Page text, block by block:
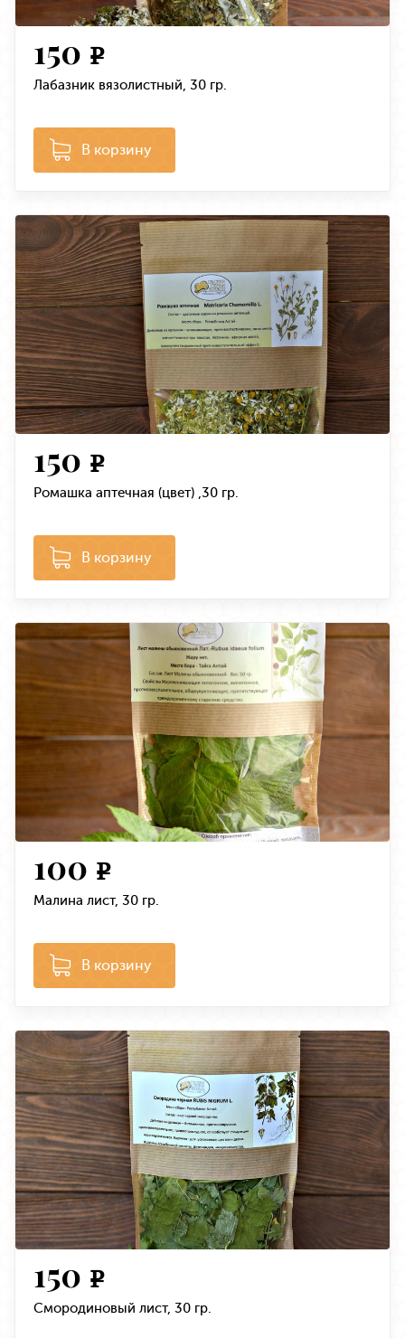
150 e
Лабазник вязолистный, 30 гр.
В корзину
150 e
Ромашка аптечная (цвет) ,30 гр.
В корзину
100 e
Малина лист, 30 гр.
В корзину
150 e
Смородиновый лист, 30 гр.